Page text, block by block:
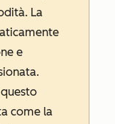
La
e
come la